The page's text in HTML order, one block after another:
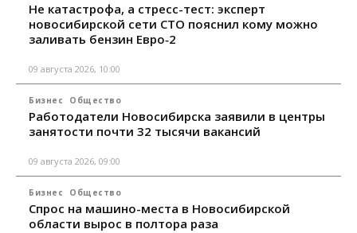
Не катастрофа, а стресс-тест: эксперт
новосибирской сети СТО пояснил кому можно
заливать бензин Евро‑2
09 августа 2026, 10:00
Бизнес Общество
Работодатели Новосибирска заявили в центры
занятости почти 32 тысячи вакансий
09 августа 2026, 09:00
Бизнес Общество
Спрос на машино-места в Новосибирской
области вырос в полтора раза